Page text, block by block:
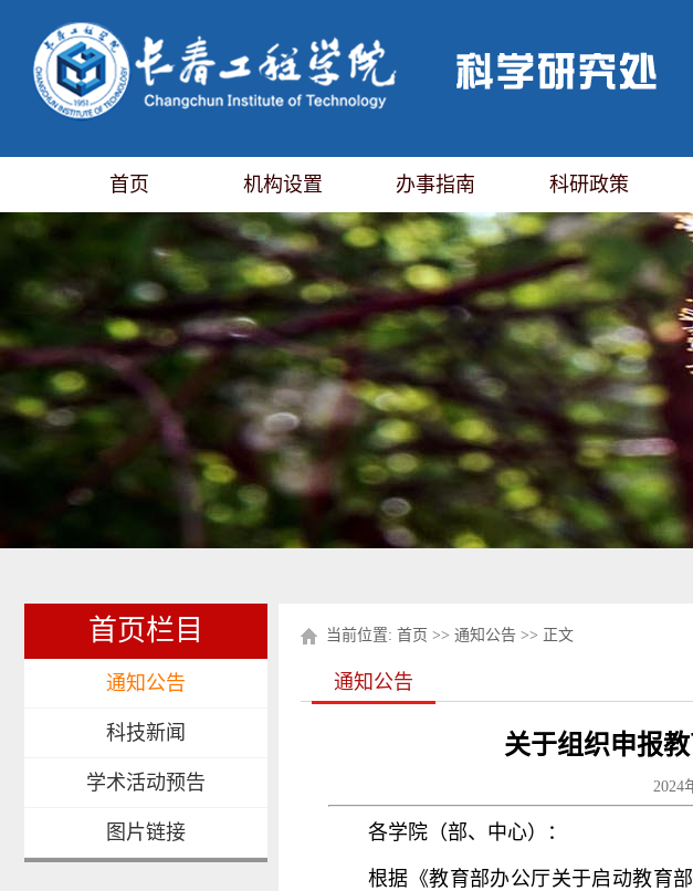
首页 机构设置 办事指南 科研政策
首页栏目
通知公告
科技新闻
学术活动预告
图片链接
当前位置: 首页 >> 通知公告 >> 正文
通知公告
关于组织申报
2024
各学院（部、中心）：
根据《教育部办公厅关于启动教育